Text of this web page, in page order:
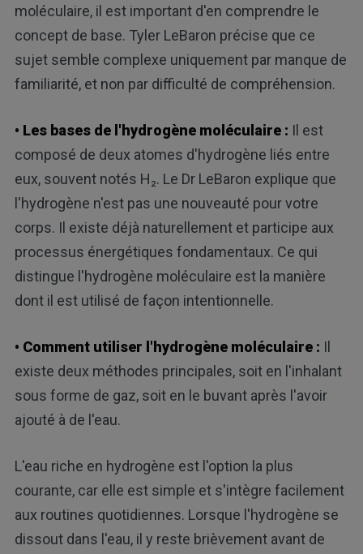
moléculaire, il est important d'en comprendre le
concept de base. Tyler LeBaron précise que ce
sujet semble complexe uniquement par manque de
familiarité, et non par difficulté de compréhension.
• Les bases de l'hydrogène moléculaire : Il est
composé de deux atomes d'hydrogène liés entre
eux, souvent notés H₂. Le Dr LeBaron explique que
l'hydrogène n'est pas une nouveauté pour votre
corps. Il existe déjà naturellement et participe aux
processus énergétiques fondamentaux. Ce qui
distingue l'hydrogène moléculaire est la manière
dont il est utilisé de façon intentionnelle.
• Comment utiliser l'hydrogène moléculaire : Il
existe deux méthodes principales, soit en l'inhalant
sous forme de gaz, soit en le buvant après l'avoir
ajouté à de l'eau.
L'eau riche en hydrogène est l'option la plus
courante, car elle est simple et s'intègre facilement
aux routines quotidiennes. Lorsque l'hydrogène se
dissout dans l'eau, il y reste brièvement avant de